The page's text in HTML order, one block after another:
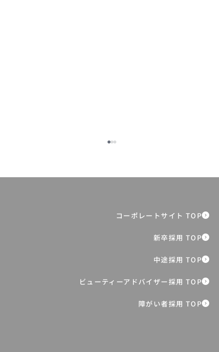
【クイズ全5問】あなたは何問正解でき
障がい者採用 TOP